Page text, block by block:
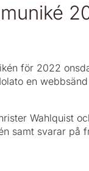
för 2022
en
Wahlquist
samt svarar på